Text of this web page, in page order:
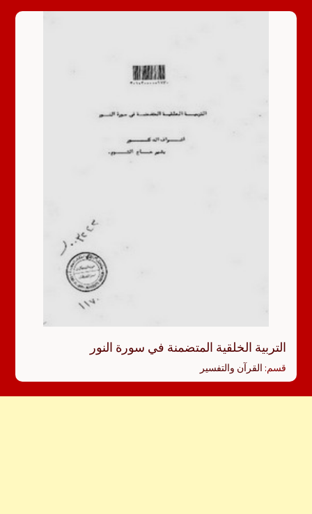
التربية الخلقية المتضمنة في سورة النور
قسم: القرآن والتفسير